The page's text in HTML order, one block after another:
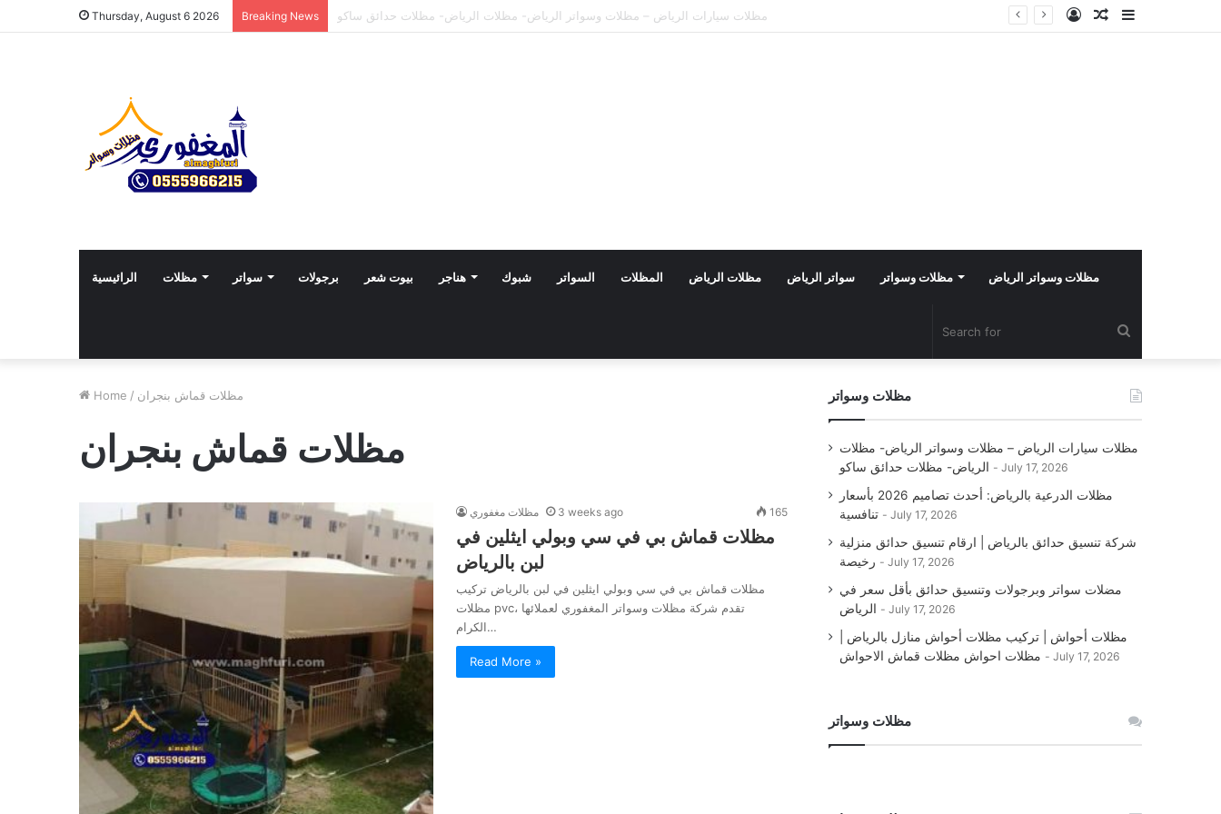
Thursday, August 6 2026 Breaking News مظلات الدرعية بالرياض: أحدث تصاميم 2026 بأسعار تنافسية Sidebar
Random
Log
الرائيسية مظلات سواتر برجولات بيوت شعر هناجر شبوك السواتر المظلات مظلات الرياض سواتر الرياض مظلات وسواتر مظلات وسواتر الرياض
for
Home / مظلات قماش بنجران
مظلات قماش بنجران
مظلات مغفوري 3 weeks ago 165
مظلات قماش بي في سي وبولي ايثلين في
لبن بالرياض
مظلات قماش بي في سي وبولي ايثلين في لبن بالرياض تركيب
مظلات pvc، تقدم شركة مظلات وسواتر المغفوري لعملائها
الكرام…
Read More »
مظلات وسواتر
مظلات سيارات الرياض – مظلات وسواتر الرياض- مظلات
الرياض- مظلات حدائق ساكو
July 17, 2026
مظلات الدرعية بالرياض: أحدث تصاميم 2026 بأسعار
تنافسية
July 17, 2026
شركة تنسيق حدائق بالرياض | ارقام تنسيق حدائق منزلية
رخيصة
July 17, 2026
مضلات سواتر وبرجولات وتنسيق حدائق بأقل سعر في
الرياض
July 17, 2026
مظلات أحواش | تركيب مظلات أحواش منازل بالرياض |
مظلات احواش مظلات قماش الاحواش
July 17, 2026
مظلات وسواتر